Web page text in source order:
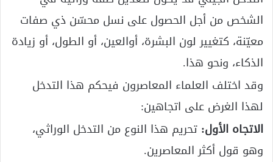
الشخص من أجل الحصول على نسل محسّن ذي صفات
معيّنة، كتغيير لون البشرة، أوالعين، أو الطول، أو زيادة
الذكاء، ونحو هذا.
وقد اختلف العلماء المعاصرون فيحكم هذا التدخل
لهذا الغرض على اتجاهين:
الاتجاه الأول: تحريم هذا النوع من التدخل الوراثي،
وهو قول أكثر المعاصرين.